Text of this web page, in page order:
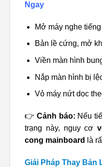
Ngay
Mở máy nghe tiếng
Bản lề cứng, mở
Viền màn hình
Nắp màn hình bị
Vỏ máy nứt dọc
👉Cảnh báo: Nếu
trạng này, nguy cơ
cong mainboard
là
Giải Pháp Thay Bản